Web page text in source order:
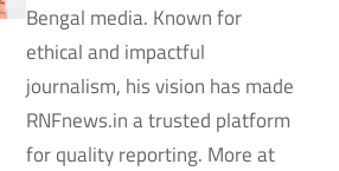
Bengal media. Known for
ethical and impactful
journalism, his vision has made
RNFnews.in a trusted platform
for quality reporting. More at